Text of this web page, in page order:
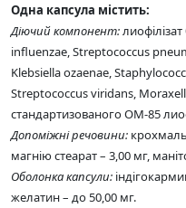
Одна капсула містить:
Діючий компонент:
influenzae, Streptococcus
Klebsiella ozaenae,
Streptococcus viridans,
стандартизованого ОМ-85
Допоміжні речовини:
магнію стеарат – 3,00 мг,
Оболонка капсули:
желатин – до 50,00 мг.